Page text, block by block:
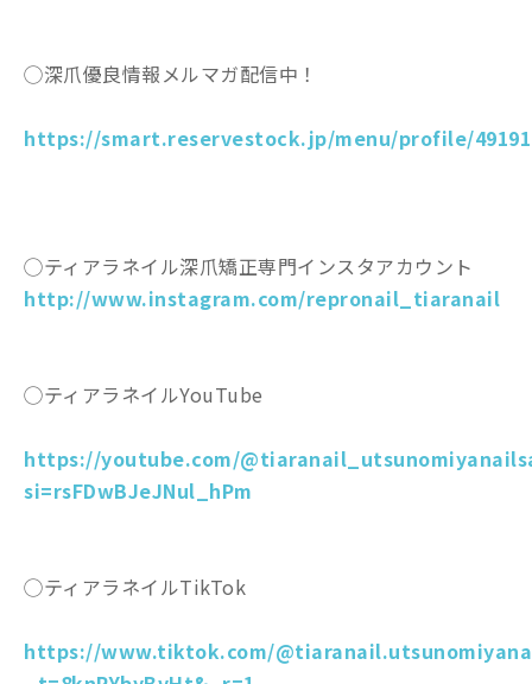
◯深爪優良情報メルマガ配信中！
https://smart.reservestock.jp/menu/profile/49191
◯ティアラネイル深爪矯正専門インスタアカウント
http://www.instagram.com/repronail_tiaranail
◯ティアラネイルYouTube
https://youtube.com/
si=rsFDwBJeJNul_hPm
◯ティアラネイルTikTok
https://www.tiktok.com/